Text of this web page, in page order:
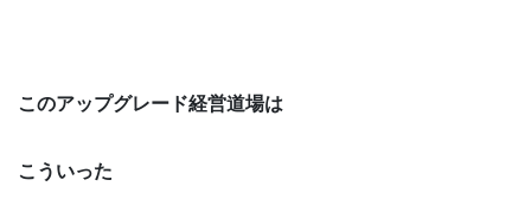
このアップグレード経営道場は
こういった